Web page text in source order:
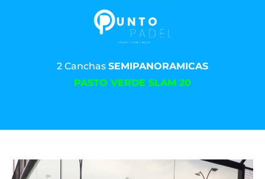
2 Canchas SEMIPANORAMICAS
PASTO VERDE SLAM 20